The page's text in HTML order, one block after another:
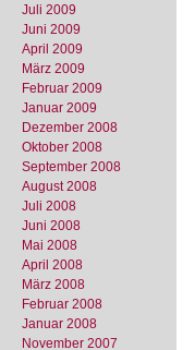
Juli 2009
Juni 2009
April 2009
März 2009
Februar 2009
Januar 2009
Dezember 2008
Oktober 2008
September 2008
August 2008
Juli 2008
Juni 2008
Mai 2008
April 2008
März 2008
Februar 2008
Januar 2008
November 2007